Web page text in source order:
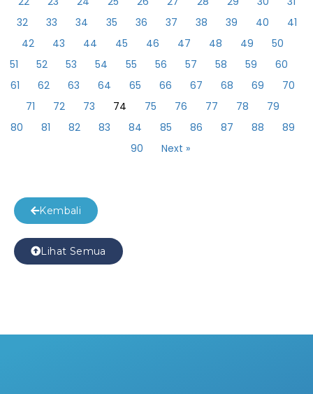
32
33 34 35 36 37 38 39 40
41
42
43 44 45 46 47 48 49
50
51
52 53 54 55 56 57 58 59
60
61
62 63 64 65 66 67 68 69
70
71
72 73 74 75 76 77 78
79
80
81 82 83 84 85 86 87 88
89
90
Next »
Kembali
Lihat Semua